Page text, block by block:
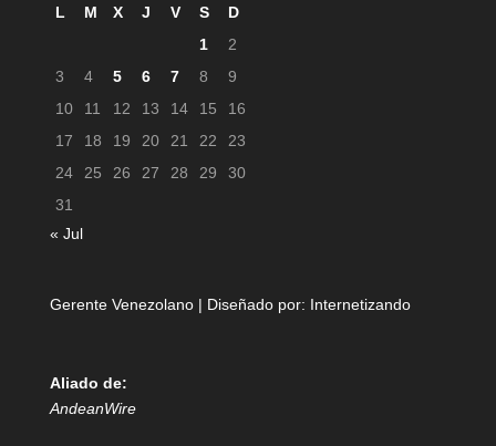
L M X J V S
D
1
2
3
4 5 6 7 8
9
10
11 12 13 14 15
16
17
18 19 20 21 22
23
24
25 26 27 28 29
30
31
« Jul
Gerente Venezolano | Diseñado por: Internetizando
Aliado de:
AndeanWire